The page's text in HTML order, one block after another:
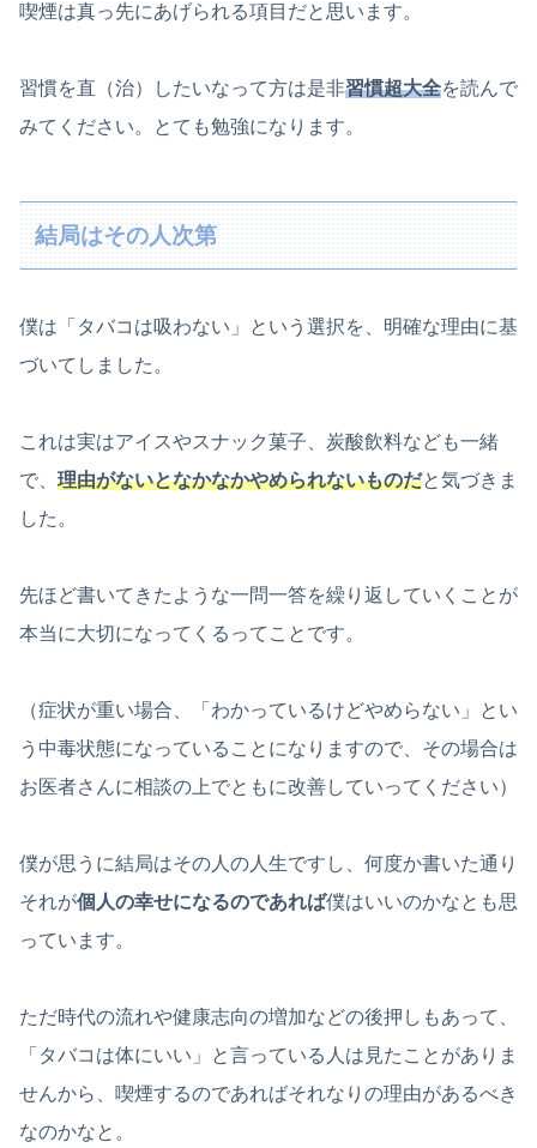
喫煙は真っ先にあげられる項目だと思います。
習慣を直（治）したいなって方は是非習慣超大全を読んで
みてください。とても勉強になります。
結局はその人次第
僕は「タバコは吸わない」という選択を、明確な理由に基
づいてしました。
これは実はアイスやスナック菓子、炭酸飲料なども一緒
で、 理由がないとなかなかやめられないものだと気づきま
した。
先ほど書いてきたような一問一答を繰り返していくことが
本当に大切になってくるってことです。
（症状が重い場合、「わかっているけどやめらない」とい
う中毒状態になっていることになりますので、その場合は
お医者さんに相談の上でともに改善していってください）
僕が思うに結局はその人の人生ですし、何度か書いた通り
それが個人の幸せになるのであれば僕はいいのかなとも思
っています。
ただ時代の流れや健康志向の増加などの後押しもあって、
「タバコは体にいい」と言っている人は見たことがありま
せんから、喫煙するのであればそれなりの理由があるべき
なのかなと。